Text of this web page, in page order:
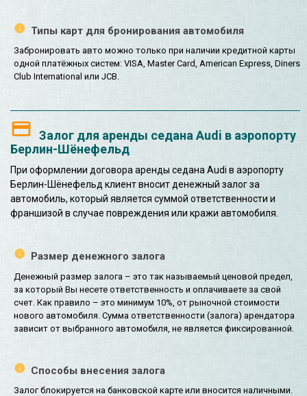
Типы карт для бронирования автомобиля
Забронировать авто можно только при наличии кредитной карты
одной платёжных систем: VISA, Master Card, American Express, Diners
Club International или JCB.
Залог для аренды седана Audi в аэропорту
Берлин-Шёнефельд
При оформлении договора аренды седана Audi в аэропорту
Берлин-Шёнефельд клиент вносит денежный залог за
автомобиль, который является суммой ответственности и
франшизой в случае повреждения или кражи автомобиля.
Размер денежного залога
Денежный размер залога – это так называемый ценовой предел,
за который Вы несете ответственность и оплачиваете за свой
счет. Как правило – это минимум 10%, от рыночной стоимости
нового автомобиля. Сумма ответственности (залога) арендатора
зависит от выбранного автомобиля, не является фиксированной.
Способы внесения залога
Залог блокируется на банковской карте или вносится наличными.